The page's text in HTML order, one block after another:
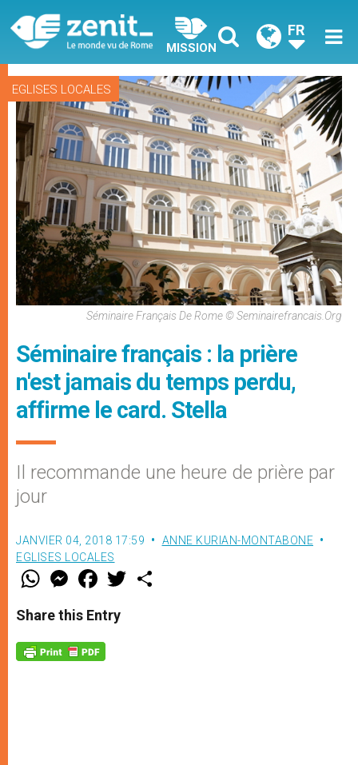
MISSION
FR
EGLISES LOCALES
Séminaire Français De Rome © Seminairefrancais.org
Séminaire français : la prière
n'est jamais du temps perdu,
affirme le card. Stella
Il recommande une heure de prière par
jour
JANVIER 04, 2018 17:59
ANNE KURIAN-MONTABONE
EGLISES LOCALES
W
t
s
p
p
M
e
s
e
g
e
F
a
e
b
o
k
w
Share this Entry